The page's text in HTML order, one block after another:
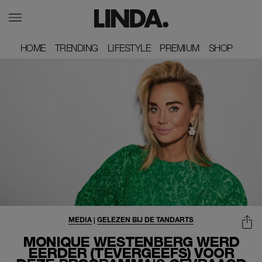
HOME
HOME TRENDING
TRENDING LIFESTYLE
LIFESTYLE PREMIUM
PREMIUM SHOP
SHOP
MONIQUE WESTENBERG WERD
EERDER (TEVERGEEFS) VOOR
MEDIA | GELEZEN BIJ DE TANDARTS